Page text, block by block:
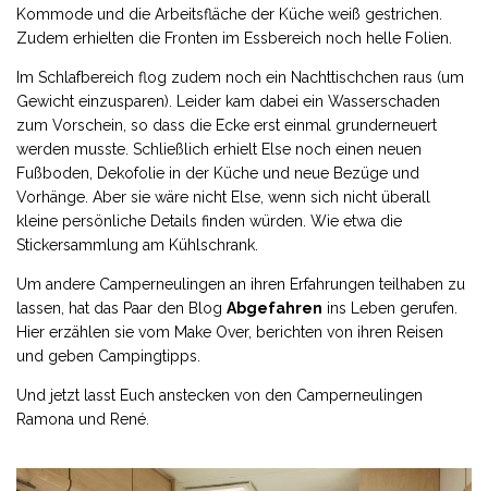
Kommode und die Arbeitsfläche der Küche weiß gestrichen.
Zudem erhielten die Fronten im Essbereich noch helle Folien.
Im Schlafbereich flog zudem noch ein Nachttischchen raus (um
Gewicht einzusparen). Leider kam dabei ein Wasserschaden
zum Vorschein, so dass die Ecke erst einmal grunderneuert
werden musste. Schließlich erhielt Else noch einen neuen
Fußboden, Dekofolie in der Küche und neue Bezüge und
Vorhänge. Aber sie wäre nicht Else, wenn sich nicht überall
kleine persönliche Details finden würden. Wie etwa die
Stickersammlung am Kühlschrank.
Um andere Camperneulingen an ihren Erfahrungen teilhaben zu
lassen, hat das Paar den Blog Abgefahren ins Leben gerufen.
Hier erzählen sie vom Make Over, berichten von ihren Reisen
und geben Campingtipps.
Und jetzt lasst Euch anstecken von den Camperneulingen
Ramona und René.